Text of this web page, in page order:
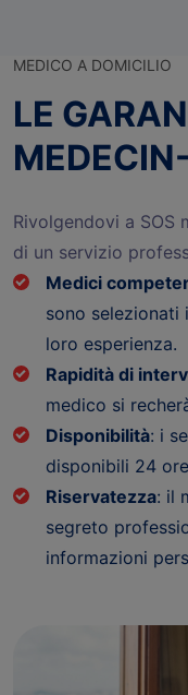
MEDICO A DOMICILIO
LE
Rivolgendovi a SOS
di un servizio
Medici
sono selezionati
loro esperienza.
Rapidità di
medico si
Disponibilità: i
disponibili 24
Riservatezza: il
segreto
informazioni